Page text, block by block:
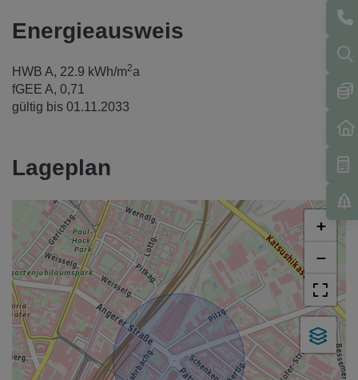
Energieausweis
HWB A, 22.9 kWh/m2a
fGEE A, 0,71
gültig bis 01.11.2033
Lageplan
+
−